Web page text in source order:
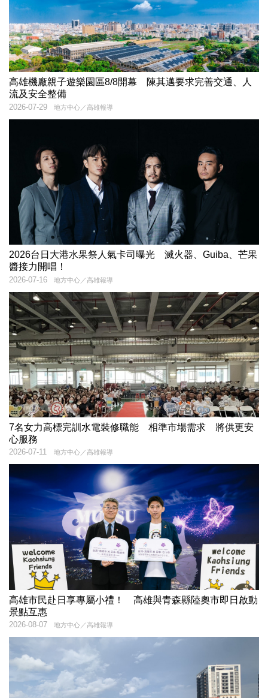
高雄機廠親子遊樂園區8/8開幕 陳其邁要求完善交通、人
流及安全整備
地方中心／高雄報導
2026-07-29
2026台日大港水果祭人氣卡司曝光 滅火器、Guiba、芒果
醬接力開唱！
地方中心／高雄報導
2026-07-16
7名女力高標完訓水電裝修職能 相準市場需求 將供更安
心服務
地方中心／高雄報導
2026-07-11
高雄市民赴日享專屬小禮！ 高雄與青森縣陸奧市即日啟動
景點互惠
地方中心／高雄報導
2026-08-07